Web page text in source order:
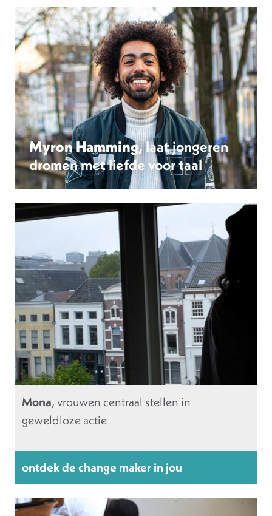
Myron Hamming, laat jongeren
dromen met liefde voor taal
Mona, vrouwen centraal stellen in
geweldloze actie
ontdek de change maker in jou